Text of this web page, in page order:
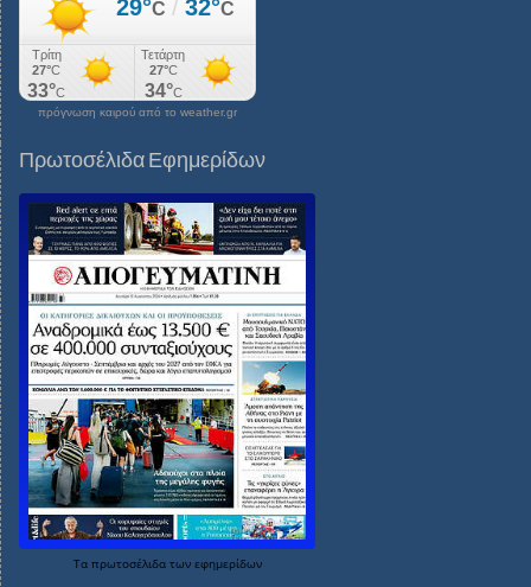
πρόγνωση καιρού από το weather.gr
Πρωτοσέλιδα Εφημερίδων
Τα πρωτοσέλιδα των εφημερίδων